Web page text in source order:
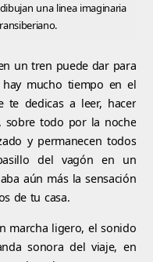
una linea imaginaria
un tren puede dar para
hay mucho tiempo en el
te dedicas a leer, hacer
sobre todo por la noche
y permanecen todos
del vagón en un
aún más la sensación
de tu casa.
marcha ligero, el sonido
sonora del viaje, en